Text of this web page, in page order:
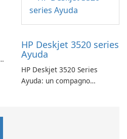
HP Deskjet 3520 series
Ayuda
HP Deskjet 3520 Series
Ayuda: un compagno